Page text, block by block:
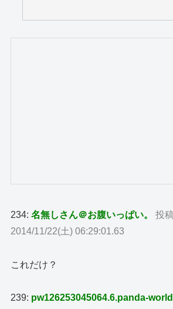
234:名無しさん＠お腹いっぱい。
投
2014/11/22(土) 06:29:01.63
これだけ？
239: pw126253045064.6.panda-